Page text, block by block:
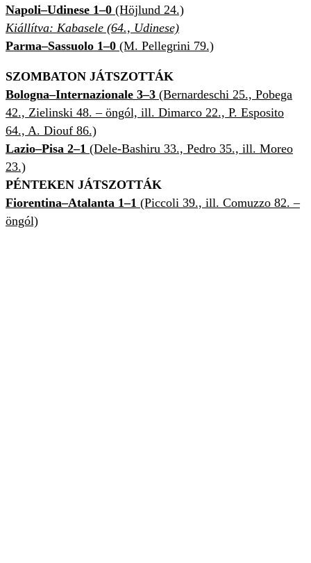
Napoli–Udinese 1–0 (Höjlund 24.)
Kiállítva: Kabasele (64., Udinese)
Parma–Sassuolo 1–0 (M. Pellegrini 79.)
SZOMBATON JÁTSZOTTÁK
Bologna–Internazionale 3–3 (Bernardeschi 25., Pobega
42., Zielinski 48. – öngól, ill. Dimarco 22., P. Esposito
64., A. Diouf 86.)
Lazio–Pisa 2–1 (Dele-Bashiru 33., Pedro 35., ill. Moreo
23.)
PÉNTEKEN JÁTSZOTTÁK
Fiorentina–Atalanta 1–1 (Piccoli 39., ill. Comuzzo 82. –
öngól)